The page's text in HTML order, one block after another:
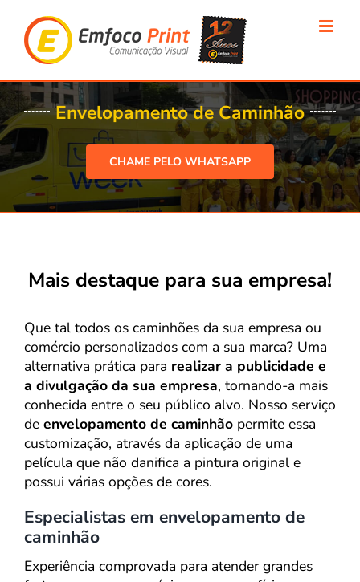
para
conteúdo
Envelopamento de Caminhão
CHAME PELO WHATSAPP
Mais destaque para sua empresa!
Que tal todos os caminhões da sua empresa ou
comércio personalizados com a sua marca? Uma
alternativa prática para realizar a publicidade e
a divulgação da sua empresa, tornando-a mais
conhecida entre o seu público alvo. Nosso serviço
de envelopamento de caminhão permite essa
customização, através da aplicação de uma
película que não danifica a pintura original e
possui várias opções de cores.
Especialistas em envelopamento de
caminhão
Experiência comprovada para atender grandes